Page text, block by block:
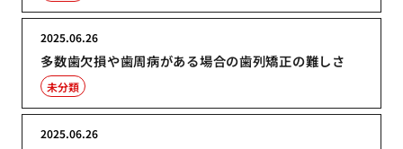
多数歯欠損や歯周病がある場合の歯列矯正の難しさ
2025.06.26
未分類
2025.06.26